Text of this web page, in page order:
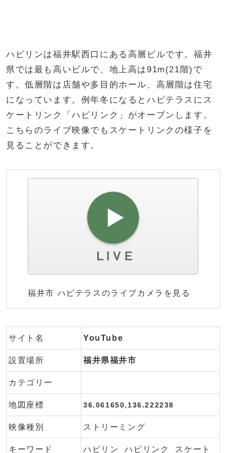
ハピリンは福井駅西口にある高層ビルです。福井
県では最も高いビルで、地上高は91m(21階)で
す。低層階は店舗や多目的ホール、高層階は住宅
になっています。例年冬になるとハピテラスにス
ケートリンク「ハピリンク」がオープンします。
こちらのライブ映像でもスケートリンクの様子を
見ることができます。
福井市 ハピテラスのライブカメラを見る
サイト名 YouTube
設置場所 福井県福井市
カテゴリー
地図座標 36.061650,136.222238
映像種別 ストリーミング
キーワード ハピリン ハピリンク スケート